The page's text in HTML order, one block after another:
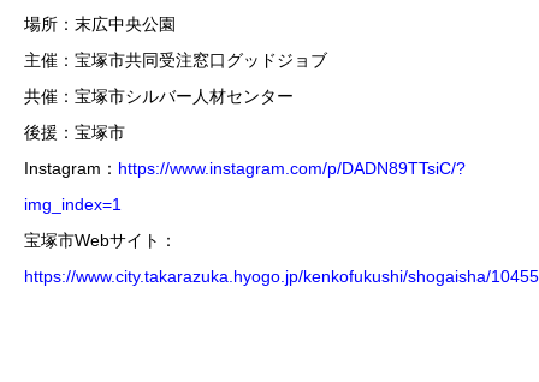
場所：末広中央公園
主催：宝塚市共同受注窓口グッドジョブ
共催：宝塚市シルバー人材センター
後援：宝塚市
Instagram： https://www.instagram.com/p/DADN89TTsiC/?
img_index=1
宝塚市Webサイト：
https://www.city.takarazuka.hyogo.jp/kenkofukushi/shogaisha/